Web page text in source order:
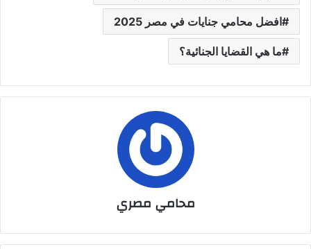
افضل محامي جنايات في مصر 2025
ما هي القضايا الجنائية؟
محامي مصري